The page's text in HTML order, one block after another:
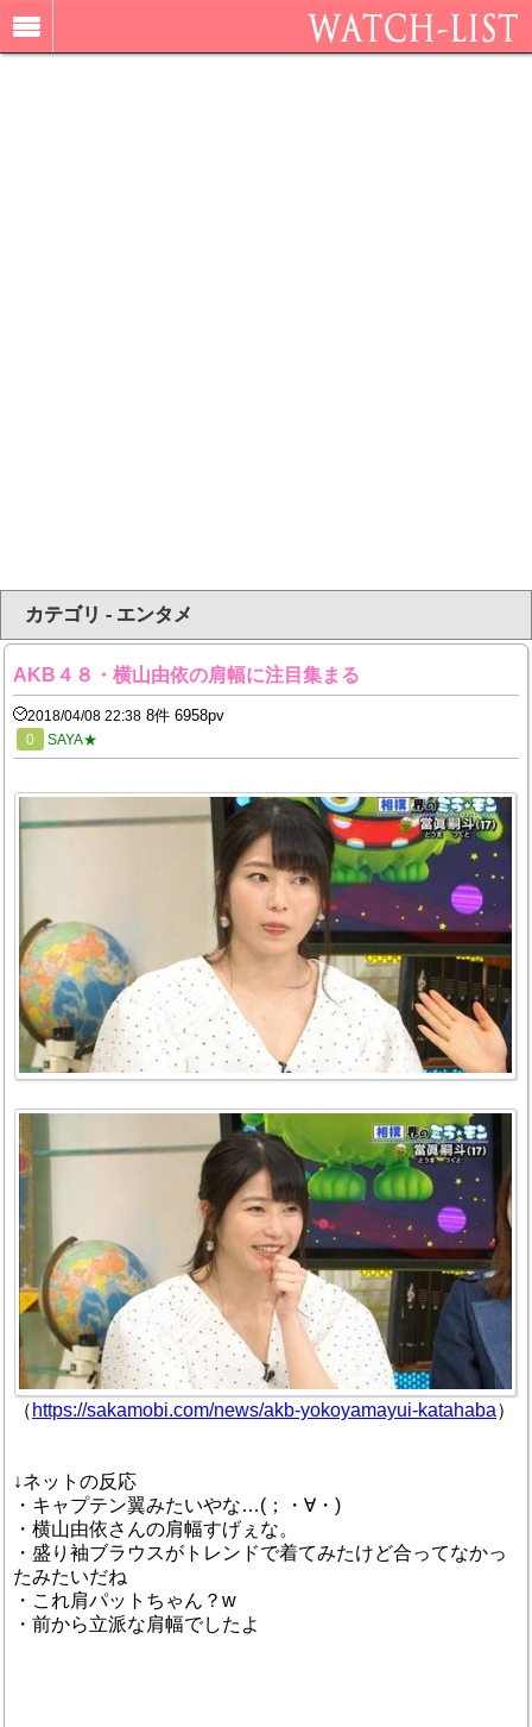
カテゴリ - エンタメ
AKB４８・横山由依の肩幅に注目集まる
2018/04/08 22:38 8件 6958pv
0 SAYA★
（ https://sakamobi.com/news/akb-yokoyamayui-katahaba）
↓ネットの反応
・キャプテン翼みたいやな…(；・∀・)
・横山由依さんの肩幅すげぇな。
・盛り袖ブラウスがトレンドで着てみたけど合ってなかっ
たみたいだね
・これ肩パットちゃん？w
・前から立派な肩幅でしたよ